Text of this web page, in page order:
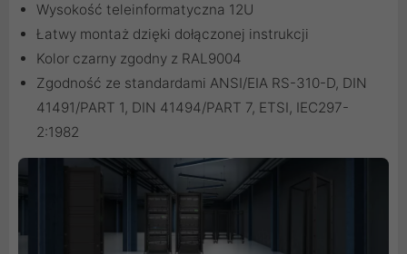
Wysokość teleinformatyczna 12U
Łatwy montaż dzięki dołączonej instrukcji
Kolor czarny zgodny z RAL9004
Zgodność ze standardami ANSI/EIA RS-310-D, DIN
41491/PART 1, DIN 41494/PART 7, ETSI, IEC297-
2:1982